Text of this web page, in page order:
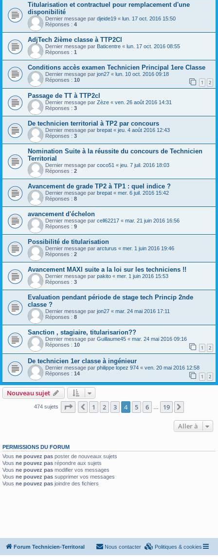
Titularisation et contractuel pour remplacement d'une
disponibilité
Dernier message par djeide19 « lun. 17 oct. 2016 15:50
Réponses : 4
AdjTech 2ième classe à TTP2Cl
Dernier message par Baticentre « lun. 17 oct. 2016 08:55
Réponses : 1
Conditions accès examen Technicien Principal 1ere Classe
Dernier message par jon27 « lun. 10 oct. 2016 09:18
Réponses : 10 1 2
Passage de TT à TTP2cl
Dernier message par Zèze « ven. 26 août 2016 14:31
Réponses : 3
De technicien territorial à TP2 par concours
Dernier message par brepat « jeu. 4 août 2016 12:43
Réponses : 3
Nomination Suite à la réussite du concours de Technicien
Territorial
Dernier message par coco51 « jeu. 7 juil. 2016 18:03
Réponses : 2
Avancement de grade TP2 à TP1 : quel indice ?
Dernier message par brepat « mer. 6 juil. 2016 15:42
Réponses : 8
avancement d'échelon
Dernier message par cell62217 « mar. 21 juin 2016 16:56
Réponses : 9
Possibilité de titularisation
Dernier message par arcturus « mer. 1 juin 2016 19:46
Réponses : 2
Avancement MAXI suite a la loi sur les techniciens !!
Dernier message par pakito « mer. 1 juin 2016 15:53
Réponses : 3
Evaluation pendant période de stage tech Princip 2nde
classe ?
Dernier message par jon27 « mar. 24 mai 2016 17:11
Réponses : 8
Sanction , stagiaire, titularisarion??
Dernier message par Guillaume45 « mar. 24 mai 2016 09:16
Réponses : 10 1 2
De technicien 1er classe à ingénieur
Dernier message par philippe lopez 974 « ven. 20 mai 2016 12:58
Réponses : 14 1 2
Nouveau sujet
474 sujets Page sur19
Précédente
1 2 3 4 5 6 19
Aller à
PERMISSIONS DU FORUM
Vous ne pouvez pas poster de nouveaux sujets
Vous ne pouvez pas répondre aux sujets
Vous ne pouvez pas modifier vos messages
Vous ne pouvez pas supprimer vos messages
Vous ne pouvez pas joindre des fichiers
Forum Technicien-Territoral Politiques & cookies
Nous contacter